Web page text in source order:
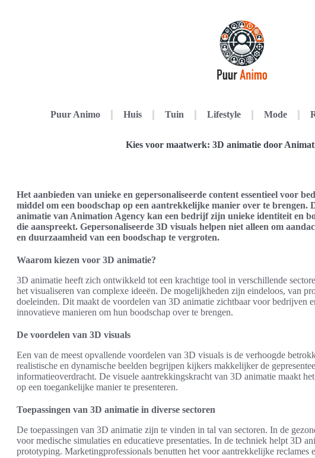
Puur Animo Huis Tuin Lifestyle Mode
Kies voor maatwerk: 3D animatie door
Het aanbieden van unieke en gepersonaliseerde content essentieel voor
middel om een boodschap op een aantrekkelijke manier over te brengen.
animatie van Animation Agency kan een bedrijf zijn unieke identiteit en
die aanspreekt. Gepersonaliseerde 3D visuals helpen niet alleen om
en duurzaamheid van een boodschap te vergroten.
Waarom kiezen voor 3D animatie?
3D animatie heeft zich ontwikkeld tot een krachtige tool in verschillende
het visualiseren van complexe ideeën. De mogelijkheden zijn eindeloos, van
doeleinden. Dit maakt de voordelen van 3D animatie zichtbaar voor bedrijven
innovatieve manieren om hun boodschap over te brengen.
De voordelen van 3D visuals
Een van de meest opvallende voordelen van 3D visuals is de verhoogde
realistische en dynamische beelden begrijpen kijkers makkelijker de
informatieoverdracht. De visuele aantrekkingskracht van 3D animatie maakt
op een toegankelijke manier te presenteren.
Toepassingen van 3D animatie in diverse sectoren
De toepassingen van 3D animatie zijn te vinden in tal van sectoren. In de
voor medische simulaties en educatieve presentaties. In de techniek helpt 3D
prototyping. Marketingprofessionals benutten het voor aantrekkelijke reclames